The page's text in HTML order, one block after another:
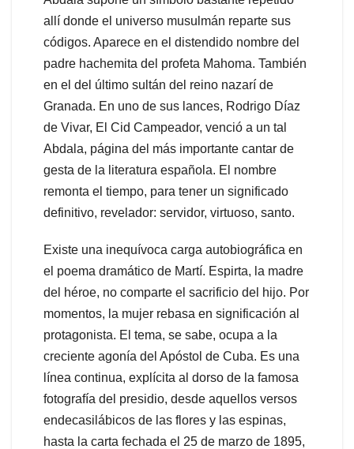
allí donde el universo musulmán reparte sus
códigos. Aparece en el distendido nombre del
padre hachemita del profeta Mahoma. También
en el del último sultán del reino nazarí de
Granada. En uno de sus lances, Rodrigo Díaz
de Vivar, El Cid Campeador, venció a un tal
Abdala, página del más importante cantar de
gesta de la literatura española. El nombre
remonta el tiempo, para tener un significado
definitivo, revelador: servidor, virtuoso, santo.
Existe una inequívoca carga autobiográfica en
el poema dramático de Martí. Espirta, la madre
del héroe, no comparte el sacrificio del hijo. Por
momentos, la mujer rebasa en significación al
protagonista. El tema, se sabe, ocupa a la
creciente agonía del Apóstol de Cuba. Es una
línea continua, explícita al dorso de la famosa
fotografía del presidio, desde aquellos versos
endecasilábicos de las flores y las espinas,
hasta la carta fechada el 25 de marzo de 1895,